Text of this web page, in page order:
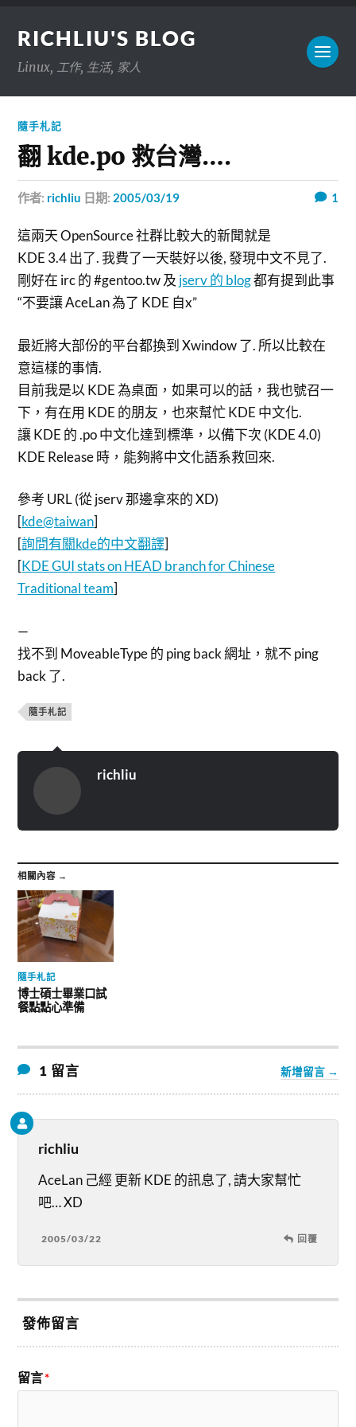
RICHLIU'S BLOG
Linux, 工作, 生活, 家人
隨手札記
翻 kde.po 救台灣….
作者: richliu 日期: 2005/03/19 1
這兩天 OpenSource 社群比較大的新聞就是
KDE 3.4 出了. 我費了一天裝好以後, 發現中文不見了.
剛好在 irc 的 #gentoo.tw 及 jserv 的 blog都有提到此事
“不要讓 AceLan 為了 KDE 自x”
最近將大部份的平台都換到 Xwindow 了. 所以比較在
意這樣的事情.
目前我是以 KDE 為桌面，如果可以的話，我也號召一
下，有在用 KDE 的朋友，也來幫忙 KDE 中文化.
讓 KDE 的 .po 中文化達到標準，以備下次 (KDE 4.0)
KDE Release 時，能夠將中文化語系救回來.
參考 URL (從 jserv 那邊拿來的 XD)
[kde@taiwan]
[詢問有關kde的中文翻譯]
[KDE GUI stats on HEAD branch for Chinese
Traditional team]
—
找不到 MoveableType 的 ping back 網址，就不 ping
back 了.
隨手札記
richliu
相關內容 →
隨手札記
博士碩士畢業口試
餐點點心準備
1 留言 新增留言 →
richliu
AceLan 己經 更新 KDE 的訊息了, 請大家幫忙
吧… XD
2005/03/22 回覆
發佈留言
留言*